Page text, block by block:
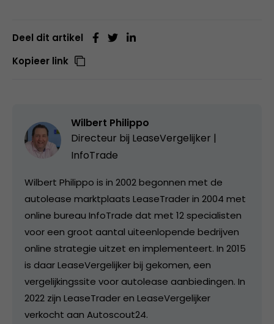
Deel dit artikel
Kopieer link
Wilbert Philippo
Directeur bij LeaseVergelijker |
InfoTrade
Wilbert Philippo is in 2002 begonnen met de
autolease marktplaats LeaseTrader in 2004 met
online bureau InfoTrade dat met 12 specialisten
voor een groot aantal uiteenlopende bedrijven
online strategie uitzet en implementeert. In 2015
is daar LeaseVergelijker bij gekomen, een
vergelijkingssite voor autolease aanbiedingen. In
2022 zijn LeaseTrader en LeaseVergelijker
verkocht aan Autoscout24.